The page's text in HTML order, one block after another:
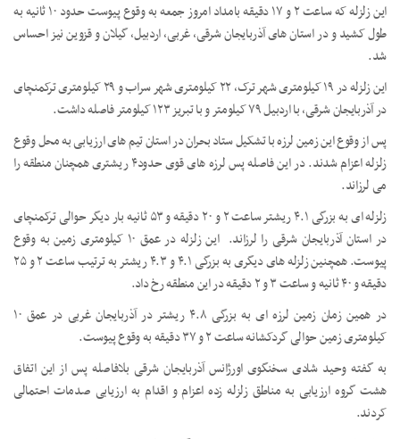
این زلزله که ساعت ۲ و ۱۷ دقیقه بامداد امروز جمعه به وقوع پیوست حدود ۱۰ ثانیه به
طول کشید و در استان های آذربایجان شرقی، غربی، اردبیل، گیلان و قزوین نیز احساس
شد.
این زلزله در ۱۹ کیلومتری شهر ترک، ۲۲ کیلومتری شهر سراب و ۲۹ کیلومتری ترکمنچای
در آذربایجان شرقی، با اردبیل ۷۹ کیلومتر و با تبریز ۱۲۳ کیلومتر فاصله داشت.
پس از وقوع این زمین لرزه با تشکیل ستاد بحران در استان تیم های ارزیابی به محل وقوع
زلزله اعزام شدند. در این فاصله پس لرزه های قوی حدود۴ ریشتری همچنان منطقه را
می لرزاند.
زلزله ای به بزرگی ۴.۱ ریشتر ساعت ۲ و ۲۰ دقیقه و ۵۳ ثانیه بار دیگر حوالی ترکمنچای
در استان آذربایجان شرقی را لرزاند. این زلزله در عمق ۱۰ کیلومتری زمین به وقوع
پیوست. همچنین زلزله های دیگری به بزرگی ۴.۱ و ۴.۳ ریشتر به ترتیب ساعت ۲ و ۲۵
دقیقه و ۴۰ ثانیه و ساعت ۳ و ۲ دقیقه در این منطقه رخ داد.
در همین زمان زمین لرزه ای به بزرگی ۴.۸ ریشتر در آذربایجان غربی در عمق ۱۰
کیلومتری زمین حوالی گردکشانه ساعت ۲ و ۳۷ دقیقه به وقوع پیوست.
به گفته وحید شادی سخنگوی اورژانس آذربایجان شرقی بلافاصله پس از این اتفاق
هشت گروه ارزیابی به مناطق زلزله زده اعزام و اقدام به ارزیابی صدمات احتمالی
کردند.